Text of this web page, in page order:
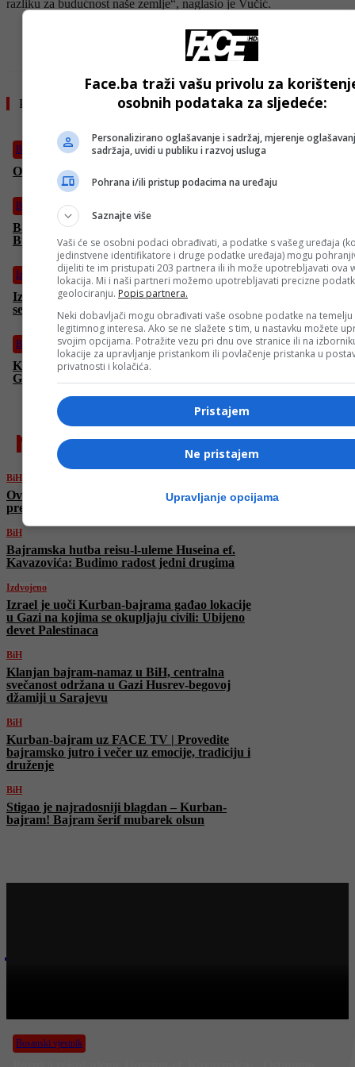
razliku za budućnost naše zemlje“, naglasio je Vučić.
- OGLAS -
Pročitajte još
BiH
Ovo je američki kandidati za visokog predstavnika
BiH
Bajramska hutba reisu-l-uleme Huseina ef. Kavazovića:
Budimo radost jedni drugima
Izdvojeno
Izrael je uoči Kurban-bajrama gađao lokacije u Gazi na kojima
se okupljaju civili: Ubijeno devet Palestinaca
BiH
Klanjan bajram-namaz u BiH, centralna svečanost održana u
Gazi Husrev-begovoj džamiji u Sarajevu
najnovije
BiH
Ovo je američki kandidati za visokog
predstavnika
BiH
Bajramska hutba reisu-l-uleme Huseina ef.
Kavazovića: Budimo radost jedni drugima
Izdvojeno
Izrael je uoči Kurban-bajrama gađao lokacije
u Gazi na kojima se okupljaju civili: Ubijeno
devet Palestinaca
BiH
Klanjan bajram-namaz u BiH, centralna
svečanost održana u Gazi Husrev-begovoj
džamiji u Sarajevu
BiH
Kurban-bajram uz FACE TV | Provedite
bajramsko jutro i večer uz emocije, tradiciju i
druženje
BiH
Stigao je najradosniji blagdan – Kurban-
bajram! Bajram šerif mubarek olsun
Bosanski vjestnik
Face.ba traži vašu privolu za
osobnih podataka za sljedeće:
Personalizirano oglašavanje i sadržaj, mjerenje
sadržaja, uvidi u publiku i razvoj usluga
Pohrana i/ili pristup podacima na uređaju
Saznajte više
Vaši će se osobni podaci obrađivati, a podatke s vašeg uređaja
jedinstvene identifikatore i druge podatke uređaja) mogu
dijeliti te im pristupati 203 partnera ili ih može upotrebljavati ova
lokacija. Mi i naši partneri možemo upotrebljavati precizne
geolociranju. Popis partnera.
Neki dobavljači mogu obrađivati vaše osobne podatke na temelju
legitimnog interesa. Ako se ne slažete s tim, u nastavku možete
svojim opcijama. Potražite vezu pri dnu ove stranice ili na
lokacije za upravljanje pristankom ili povlačenje pristanka u
privatnosti i kolačića.
Pristajem
Ne pristajem
Upravljanje opcijama